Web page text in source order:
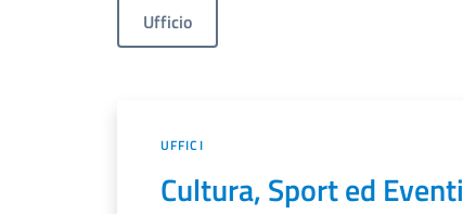
Ufficio
UFFICI
Cultura, Sport ed Eventi